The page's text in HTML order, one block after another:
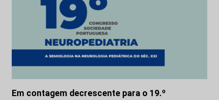
Em contagem decrescente para o 19.º